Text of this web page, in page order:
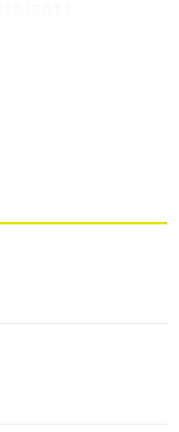
og stænger og